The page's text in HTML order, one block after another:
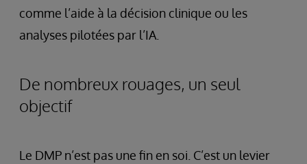
comme l’aide à la décision clinique ou les
analyses pilotées par l’IA.
De nombreux rouages, un seul
objectif
Le DMP n’est pas une fin en soi. C’est un levier